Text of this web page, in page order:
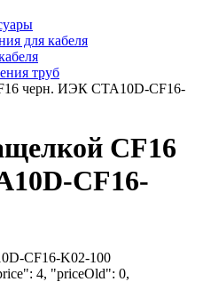
для кабеля
труб
черн. ИЭК CTA10D-CF16-
CF16
CF16-
CF16-K02-100
4, "priceOld": 0,